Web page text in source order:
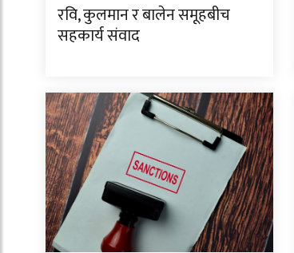
रवि, कुलमान र बालेन समूहबीच
सहकार्य संवाद